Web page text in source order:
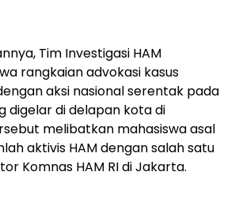
Tim Investigasi HAM
rangkaian advokasi kasus
aksi nasional serentak pada
digelar di delapan kota di
melibatkan mahasiswa asal
aktivis HAM dengan salah satu
Komnas HAM RI di Jakarta.